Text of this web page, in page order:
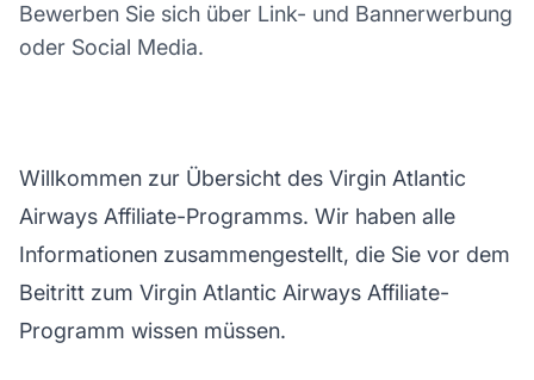
Bewerben Sie sich über Link- und Bannerwerbung
oder Social Media.
Willkommen zur Übersicht des Virgin Atlantic
Airways Affiliate-Programms. Wir haben alle
Informationen zusammengestellt, die Sie vor dem
Beitritt zum Virgin Atlantic Airways Affiliate-
Programm wissen müssen.